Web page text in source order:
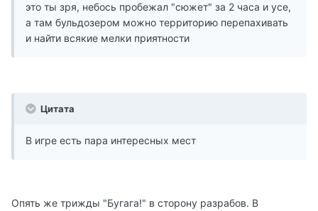
это ты зря, небось пробежал "сюжет" за 2 часа и усе,
а там бульдозером можно территорию перепахивать
и найти всякие мелки приятности
Цитата
В игре есть пара интересных мест
Опять же трижды "Бугага!" в сторону разрабов. В